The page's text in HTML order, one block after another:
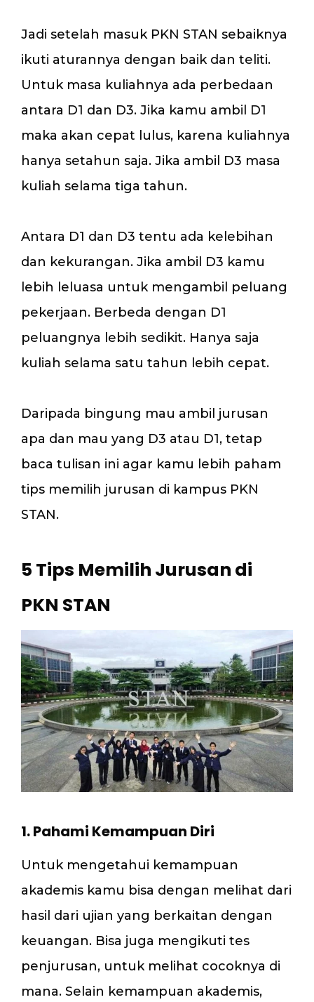
Jadi setelah masuk PKN STAN sebaiknya
ikuti aturannya dengan baik dan teliti.
Untuk masa kuliahnya ada perbedaan
antara D1 dan D3. Jika kamu ambil D1
maka akan cepat lulus, karena kuliahnya
hanya setahun saja. Jika ambil D3 masa
kuliah selama tiga tahun.
Antara D1 dan D3 tentu ada kelebihan
dan kekurangan. Jika ambil D3 kamu
lebih leluasa untuk mengambil peluang
pekerjaan. Berbeda dengan D1
peluangnya lebih sedikit. Hanya saja
kuliah selama satu tahun lebih cepat.
Daripada bingung mau ambil jurusan
apa dan mau yang D3 atau D1, tetap
baca tulisan ini agar kamu lebih paham
tips memilih jurusan di kampus PKN
STAN.
5 Tips Memilih Jurusan di
PKN STAN
1. Pahami Kemampuan Diri
Untuk mengetahui kemampuan
akademis kamu bisa dengan melihat dari
hasil dari ujian yang berkaitan dengan
keuangan. Bisa juga mengikuti tes
penjurusan, untuk melihat cocoknya di
mana. Selain kemampuan akademis,